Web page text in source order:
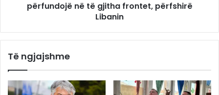
përfundojë në të gjitha frontet, përfshirë
Libanin
Të ngjajshme